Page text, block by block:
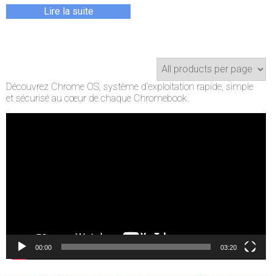
Lire la suite
Découvrez Chrome OS, système d’exploitation rapide, simple
et sécurisé au cœur de chaque Chromebook.
00:00 03:20